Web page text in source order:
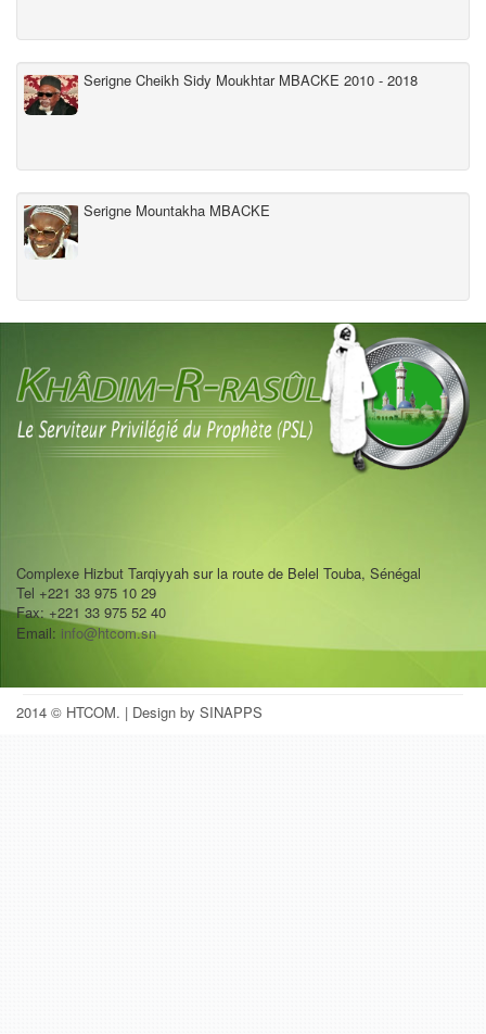
Serigne Cheikh Sidy Moukhtar MBACKE 2010 - 2018
Serigne Mountakha MBACKE
Complexe Hizbut Tarqiyyah sur la route de Belel Touba, Sénégal
Tel +221 33 975 10 29
Fax: +221 33 975 52 40
Email: info@htcom.sn
2014 © HTCOM. | Design by SINAPPS